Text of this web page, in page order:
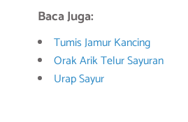
Baca Juga:
Tumis Jamur Kancing
Orak Arik Telur Sayuran
Urap Sayur